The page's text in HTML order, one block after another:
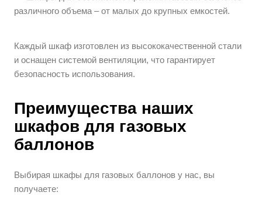
различного объема – от малых до крупных емкостей.
Каждый шкаф изготовлен из высококачественной стали
и оснащен системой вентиляции, что гарантирует
безопасность использования.
Преимущества наших
шкафов для газовых
баллонов
Выбирая шкафы для газовых баллонов у нас, вы
получаете: